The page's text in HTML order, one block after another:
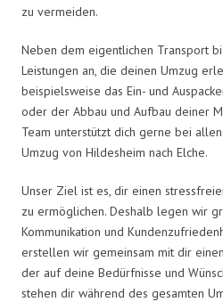
zu vermeiden.
Neben dem eigentlichen Transport
Leistungen an, die deinen Umzug
beispielsweise das Ein- und
oder der Abbau und Aufbau deiner
Team unterstützt dich gerne bei
Umzug von Hildesheim nach Elche.
Unser Ziel ist es, dir einen
zu ermöglichen. Deshalb legen wir
Kommunikation und
erstellen wir gemeinsam mit dir
der auf deine Bedürfnisse und
stehen dir während des gesamten